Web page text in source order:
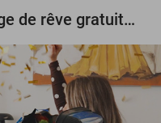
Tentez de gagner un voyage de rêve gratuit d'une valeur de 3.000 € !